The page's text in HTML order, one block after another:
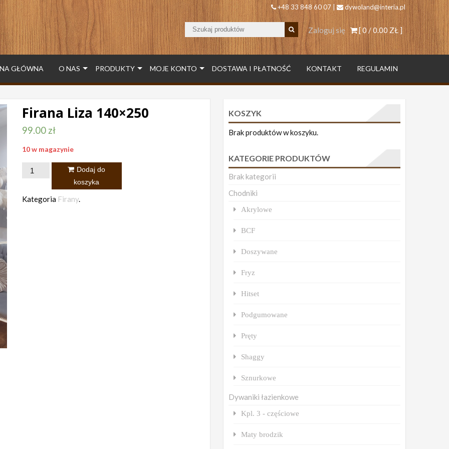
+48 33 848 60 07 | dywoland@interia.pl
[ 0 /0.00 ZŁ]
Zaloguj się
GŁÓWNA O NAS PRODUKTY MOJE KONTO DOSTAWA I PŁATNOŚĆ KONTAKT REGULAMIN
Firana Liza 140×250
99.00 zł
10 w magazynie
ilość
Liza
Dodaj do
koszyka
Kategoria Firany.
KOSZYK
Brak produktów w koszyku.
KATEGORIE PRODUKTÓW
Brak kategorii
Chodniki
Akrylowe
BCF
Doszywane
Fryz
Hitset
Podgumowane
Pręty
Shaggy
Sznurkowe
Dywaniki łazienkowe
Kpl. 3 - częściowe
Maty brodzik